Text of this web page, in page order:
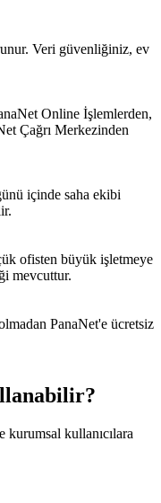
Veri güvenliğiniz, ev
Online İşlemlerden,
Çağrı Merkezinden
içinde saha ekibi
ofisten büyük işletmeye
mevcuttur.
PanaNet'e ücretsiz
kurumsal kullanıcılara